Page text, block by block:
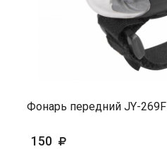
Фонарь передний JY-269F
150